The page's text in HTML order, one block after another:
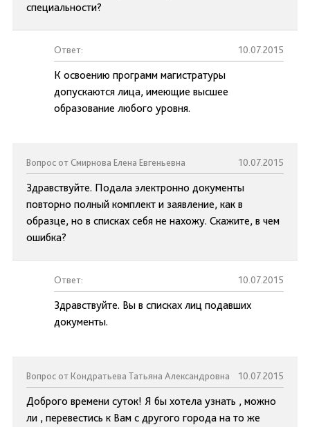
специальности?
Ответ: 10.07.2015
К освоению программ магистратуры
допускаются лица, имеющие высшее
образование любого уровня.
Вопрос от Смирнова Елена Евгеньевна 10.07.2015
Здравствуйте. Подала электронно документы
повторно полный комплект и заявление, как в
образце, но в списках себя не нахожу. Скажите, в чем
ошибка?
Ответ: 10.07.2015
Здравствуйте. Вы в списках лиц подавших
документы.
Вопрос от Кондратьева Татьяна Александровна 10.07.2015
Доброго времени суток! Я бы хотела узнать , можно
ли , перевестись к Вам с другого города на то же